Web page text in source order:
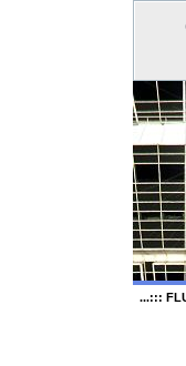
...:::